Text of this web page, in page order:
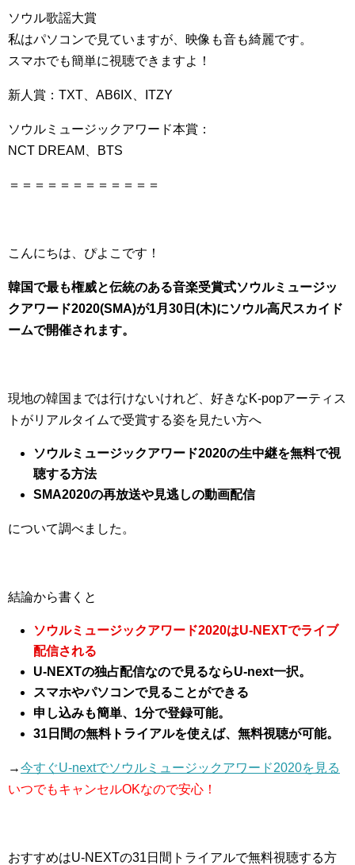
ソウル歌謡大賞
私はパソコンで見ていますが、映像も音も綺麗です。
スマホでも簡単に視聴できますよ！
新人賞：TXT、AB6IX、ITZY
ソウルミュージックアワード本賞：
NCT DREAM、BTS
＝＝＝＝＝＝＝＝＝＝＝＝
こんにちは、ぴよこです！
韓国で最も権威と伝統のある音楽受賞式ソウルミュージッ
クアワード2020(SMA)が1月30日(木)にソウル高尺スカイド
ームで開催されます。
現地の韓国までは行けないけれど、好きなK-popアーティス
トがリアルタイムで受賞する姿を見たい方へ
ソウルミュージックアワード2020の生中継を無料で視
聴する方法
SMA2020の再放送や見逃しの動画配信
について調べました。
結論から書くと
ソウルミュージックアワード2020はU-NEXTでライブ
配信される
U-NEXTの独占配信なので見るならU-next一択。
スマホやパソコンで見ることができる
申し込みも簡単、1分で登録可能。
31日間の無料トライアルを使えば、無料視聴が可能。
→今すぐU-nextでソウルミュージックアワード2020を見る
いつでもキャンセルOKなので安心！
おすすめはU-NEXTの31日間トライアルで無料視聴する方